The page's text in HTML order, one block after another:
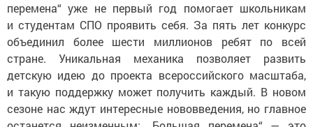
перемена“ уже не первый год помогает школьникам
и студентам СПО проявить себя. За пять лет конкурс
объединил более шести миллионов ребят по всей
стране. Уникальная механика позволяет развить
детскую идею до проекта всероссийского масштаба,
и такую поддержку может получить каждый. В новом
сезоне нас ждут интересные нововведения, но главное